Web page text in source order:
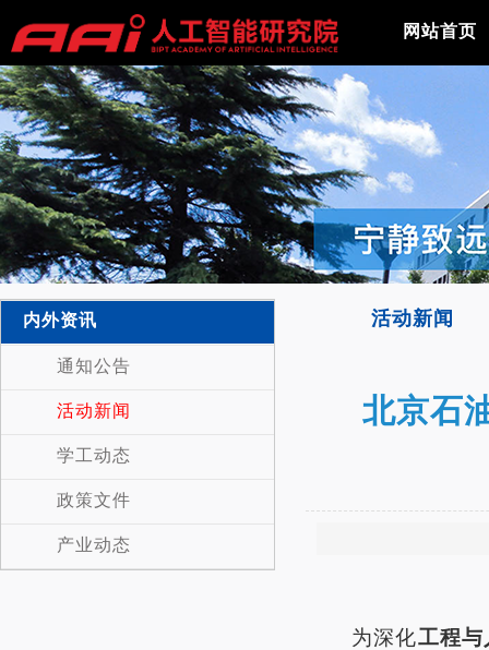
网站首页
内外资讯
通知公告
活动新闻
学工动态
政策文件
产业动态
活动新闻
北京石
为深化工程